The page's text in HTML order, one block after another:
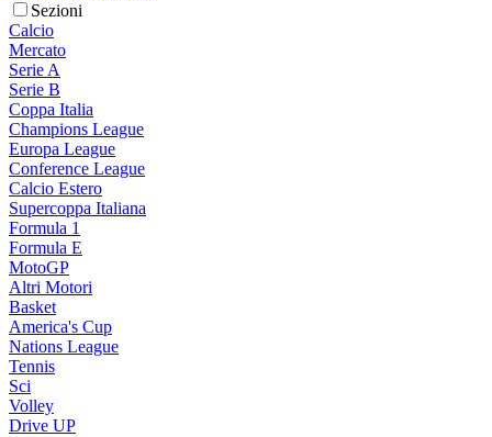
Sezioni
Calcio
Mercato
Serie A
Serie B
Coppa Italia
Champions League
Europa League
Conference League
Calcio Estero
Supercoppa Italiana
Formula 1
Formula E
MotoGP
Altri Motori
Basket
America's Cup
Nations League
Tennis
Sci
Volley
Drive UP